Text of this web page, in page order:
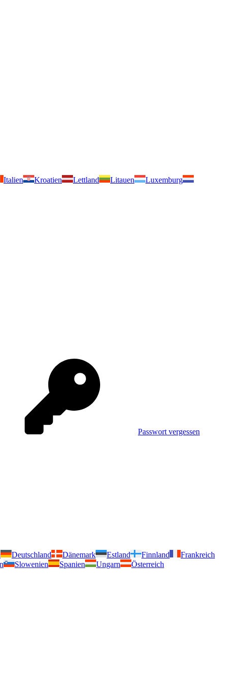
Italien Kroatien Lettland Litauen
Luxemburg
Passwort vergessen
Deutschland Dänemark Estland Finnland
Frankreich
Slowenien Spanien Ungarn Österreich